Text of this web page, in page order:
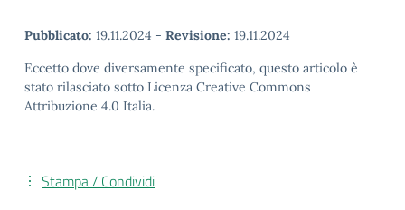
Pubblicato: 19.11.2024 - Revisione: 19.11.2024
Eccetto dove diversamente specificato, questo articolo è
stato rilasciato sotto Licenza Creative Commons
Attribuzione 4.0 Italia.
Stampa / Condividi